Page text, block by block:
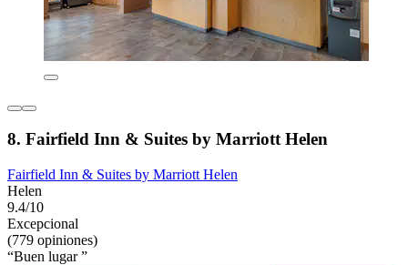
8. Fairfield Inn & Suites by Marriott Helen
Fairfield Inn & Suites by Marriott Helen
Helen
9.4/10
Excepcional
(779 opiniones)
“Buen lugar ”